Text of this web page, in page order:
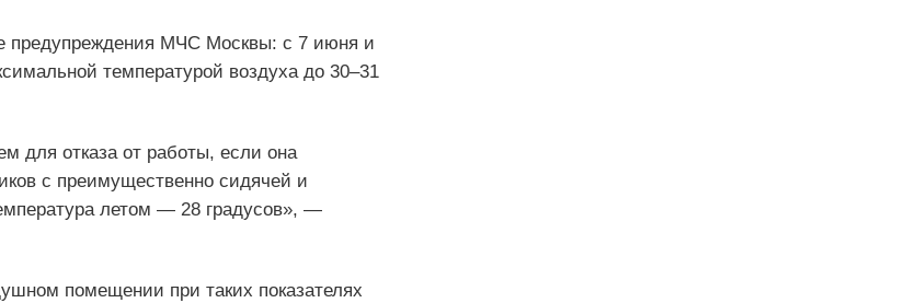
предупреждения МЧС Москвы: с 7 июня и
температурой воздуха до 30–31
для отказа от работы, если она
с преимущественно сидячей и
летом — 28 градусов», —
помещении при таких показателях